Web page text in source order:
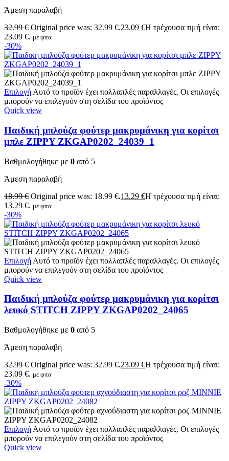
Άμεση παραλαβή
32.99€ Original price was: 32.99 €.23.09 €Η τρέχουσα τιμή είναι:
23.09 €. με φπα
-30%
Επιλογή Αυτό το προϊόν έχει πολλαπλές παραλλαγές. Οι επιλογές
μπορούν να επιλεγούν στη σελίδα του προϊόντος
Quick view
Παιδική μπλούζα φούτερ μακρυμάνικη για κορίτσι
μπλε ZIPPY ZKGAP0202_24039_1
Βαθμολογήθηκε με 0 από 5
Άμεση παραλαβή
18.99€ Original price was: 18.99 €.13.29 €Η τρέχουσα τιμή είναι:
13.29 €. με φπα
-30%
Επιλογή Αυτό το προϊόν έχει πολλαπλές παραλλαγές. Οι επιλογές
μπορούν να επιλεγούν στη σελίδα του προϊόντος
Quick view
Παιδική μπλούζα φούτερ μακρυμάνικη για κορίτσι
λευκό STITCH ZIPPY ZKGAP0202_24065
Βαθμολογήθηκε με 0 από 5
Άμεση παραλαβή
32.99€ Original price was: 32.99 €.23.09 €Η τρέχουσα τιμή είναι:
23.09 €. με φπα
-30%
Επιλογή Αυτό το προϊόν έχει πολλαπλές παραλλαγές. Οι επιλογές
μπορούν να επιλεγούν στη σελίδα του προϊόντος
Quick view